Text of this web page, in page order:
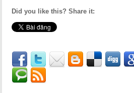
Did you like this? Share it: